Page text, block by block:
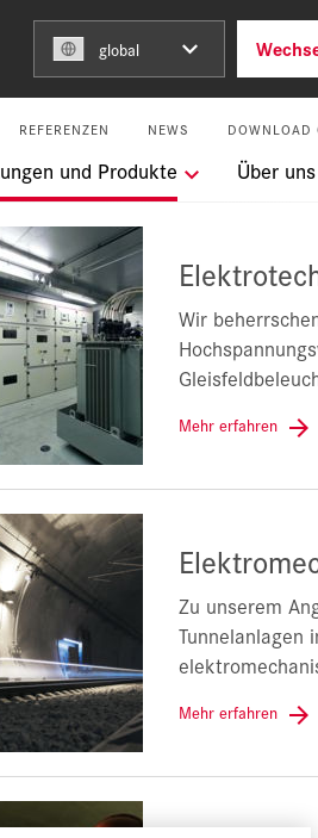
global
REFERENZEN NEWS DOWNLOAD
und Produkte Über uns
Wir
Mehr erfahren
Zu unserem
Tunnelanlagen
Mehr erfahren